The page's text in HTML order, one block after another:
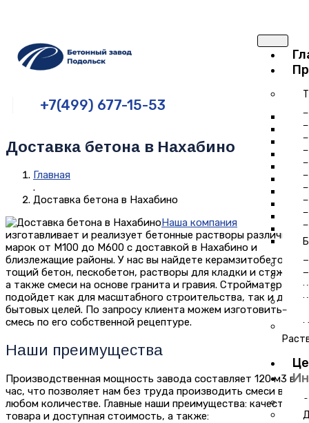
+7(499) 677-15-53
Доставка бетона в Нахабино
Главная
.
Доставка бетона в Нахабино
Наша компания
изготавливает и реализует бетонные растворы различных
марок от М100 до М600 с доставкой в Нахабино и
близлежащие районы. У нас вы найдете керамзитобетон,
тощий бетон, пескобетон, растворы для кладки и стяжки,
а также смеси на основе гранита и гравия. Стройматериал
подойдет как для масштабного строительства, так и для
бытовых целей. По запросу клиента можем изготовить
смесь по его собственной рецептуре.
Наши преимущества
Производственная мощность завода составляет 120 м3 в
час, что позволяет нам без труда производить смеси в
любом количестве. Главные наши преимущества: качество
товара и доступная стоимость, а также: